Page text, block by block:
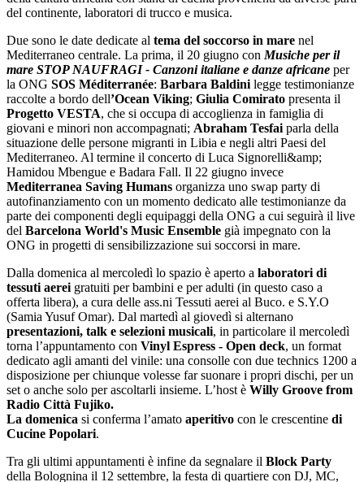
del continente, laboratori di trucco e musica.
Due sono le date dedicate al tema del soccorso in mare nel
Mediterraneo centrale. La prima, il 20 giugno con Musiche per il
mare STOP NAUFRAGI - Canzoni italiane e danze africane per
la ONG SOS Méditerranée: Barbara Baldini legge testimonianze
raccolte a bordo dell’Ocean Viking; Giulia Comirato presenta il
Progetto VESTA, che si occupa di accoglienza in famiglia di
giovani e minori non accompagnati; Abraham Tesfai parla della
situazione delle persone migranti in Libia e negli altri Paesi del
Mediterraneo. Al termine il concerto di Luca Signorelli&amp;
Hamidou Mbengue e Badara Fall. Il 22 giugno invece
Mediterranea Saving Humans organizza uno swap party di
autofinanziamento con un momento dedicato alle testimonianze da
parte dei componenti degli equipaggi della ONG a cui seguirà il live
del Barcelona World's Music Ensemble già impegnato con la
ONG in progetti di sensibilizzazione sui soccorsi in mare.
Dalla domenica al mercoledì lo spazio è aperto a laboratori di
tessuti aerei gratuiti per bambini e per adulti (in questo caso a
offerta libera), a cura delle ass.ni Tessuti aerei al Buco. e S.Y.O
(Samia Yusuf Omar). Dal martedì al giovedì si alternano
presentazioni, talk e selezioni musicali, in particolare il mercoledì
torna l’appuntamento con Vinyl Espress - Open deck, un format
dedicato agli amanti del vinile: una consolle con due technics 1200 a
disposizione per chiunque volesse far suonare i propri dischi, per un
set o anche solo per ascoltarli insieme. L’host è Willy Groove from
Radio Città Fujiko.
La domenica si conferma l’amato aperitivo con le crescentine di
Cucine Popolari.
Tra gli ultimi appuntamenti è infine da segnalare il Block Party
della Bolognina il 12 settembre, la festa di quartiere con DJ, MC,